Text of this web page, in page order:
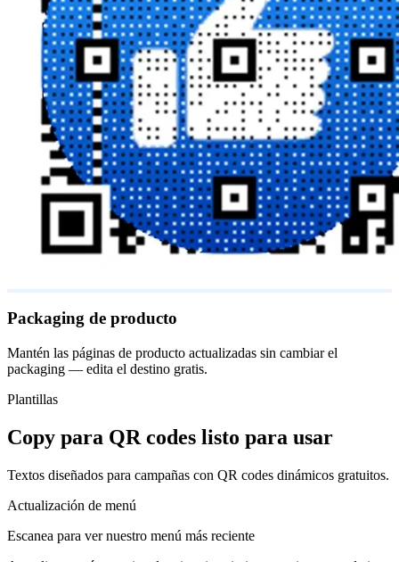
Packaging de producto
Mantén las páginas de producto actualizadas sin cambiar el
packaging — edita el destino gratis.
Plantillas
Copy para QR codes listo para usar
Textos diseñados para campañas con QR codes dinámicos gratuitos.
Actualización de menú
Escanea para ver nuestro menú más reciente